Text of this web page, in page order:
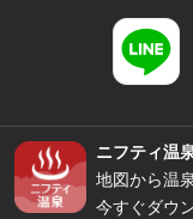
ニフティ温
地図から温
今すぐダウ